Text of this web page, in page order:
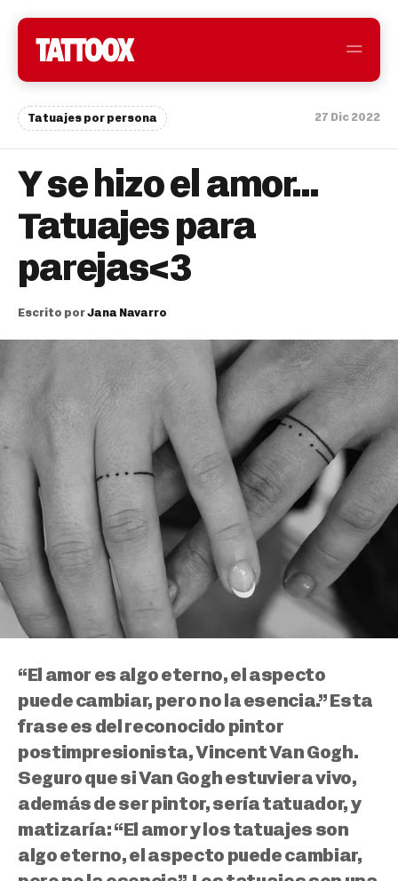
Tatuajes por persona 27 Dic 2022
Y se hizo el amor…
Tatuajes para
parejas<3
Escrito por Jana Navarro
“El amor es algo eterno, el aspecto
puede cambiar, pero no la esencia.” Esta
frase es del reconocido pintor
postimpresionista, Vincent Van Gogh.
Seguro que si Van Gogh estuviera vivo,
además de ser pintor, sería tatuador, y
matizaría: “El amor y los tatuajes son
algo eterno, el aspecto puede cambiar,